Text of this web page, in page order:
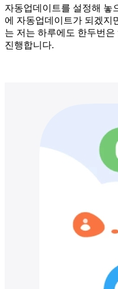
자동업데이트를 설정해 놓
에 자동업데이트가 되겠지
는 저는 하루에도 한두번
진행합니다.